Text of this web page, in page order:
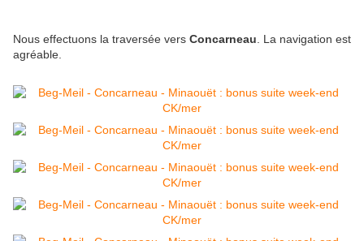
Nous effectuons la traversée vers Concarneau . La navigation est
agréable.